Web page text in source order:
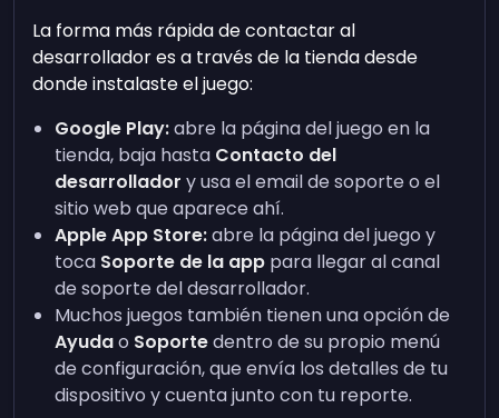
La forma más rápida de contactar al
desarrollador es a través de la tienda desde
donde instalaste el juego:
Google Play:abre la página del juego en la
tienda, baja hasta Contacto del
desarrollador y usa el email de soporte o el
sitio web que aparece ahí.
Apple App Store:abre la página del juego y
toca Soporte de la app para llegar al canal
de soporte del desarrollador.
Muchos juegos también tienen una opción de
Ayudao Soportedentro de su propio menú
de configuración, que envía los detalles de tu
dispositivo y cuenta junto con tu reporte.